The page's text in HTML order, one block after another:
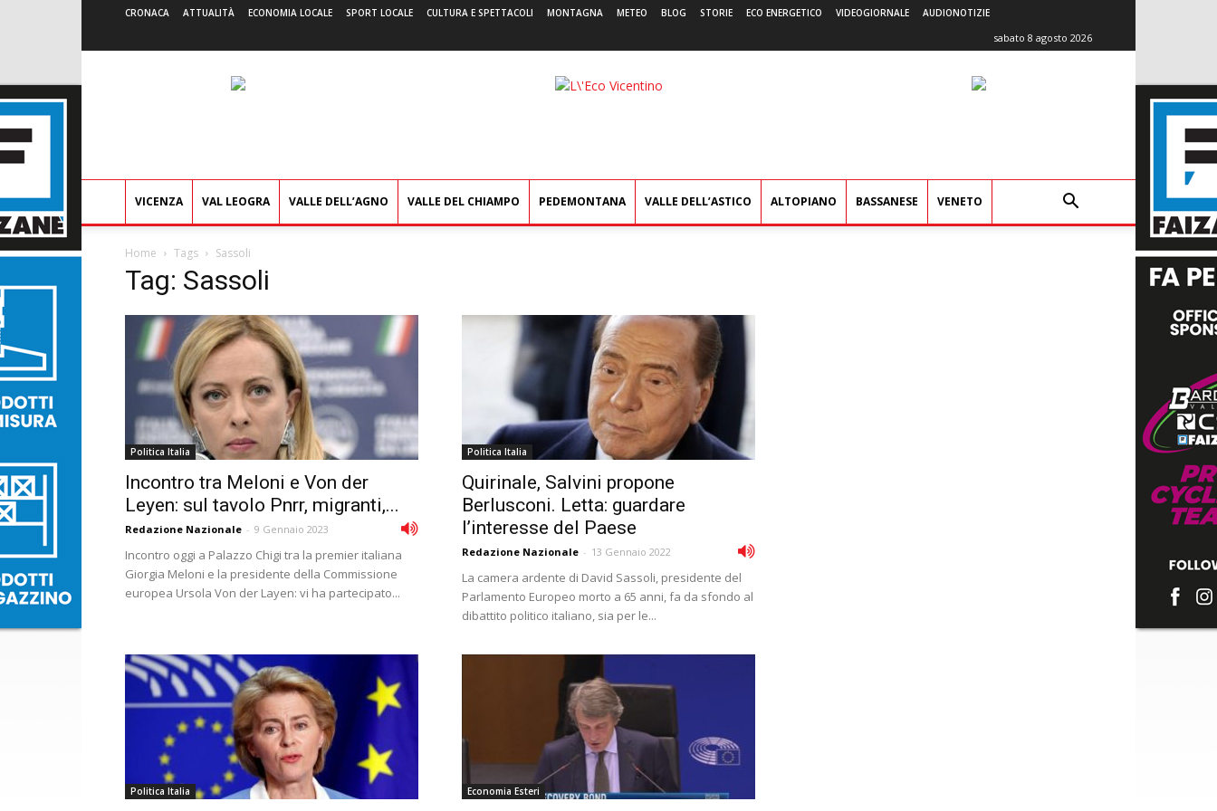
CRONACA ATTUALITÀ ECONOMIA LOCALE SPORT LOCALE CULTURA E SPETTACOLI MONTAGNA METEO BLOG STORIE ECO ENERGETICO VIDEOGIORNALE AUDIONOTIZIE
sabato 8 agosto 2026
L'Eco
VICENZA VAL LEOGRA VALLE DELL’AGNO VALLE DEL CHIAMPO PEDEMONTANA VALLE DELL’ASTICO ALTOPIANO BASSANESE VENETO
Home Tags Sassoli
Tag: Sassoli
Politica Italia
Incontro tra Meloni e Von der
Leyen: sul tavolo Pnrr, migranti,...
Redazione Nazionale - 9 Gennaio 2023
Incontro oggi a Palazzo Chigi tra la premier italiana
Giorgia Meloni e la presidente della Commissione
europea Ursola Von der Layen: vi ha partecipato...
Politica Italia
Quirinale, Salvini propone
Berlusconi. Letta: guardare
l’interesse del Paese
Redazione Nazionale - 13 Gennaio 2022
La camera ardente di David Sassoli, presidente del
Parlamento Europeo morto a 65 anni, fa da sfondo al
dibattito politico italiano, sia per le...
Politica Italia Economia Esteri